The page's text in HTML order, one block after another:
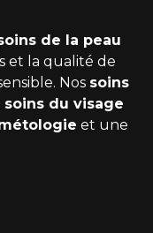
de la peau
et la qualité de
Nos soins
du visage
et une